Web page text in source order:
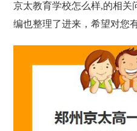
京太教育学校怎么样,的相关
编也整理了进来，希望对您